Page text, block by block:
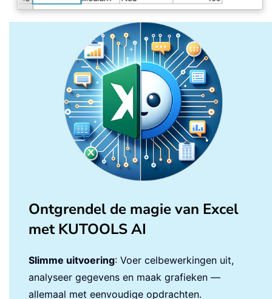
Ontgrendel de magie van Excel
met KUTOOLS AI
Slimme uitvoering: Voer celbewerkingen uit,
analyseer gegevens en maak grafieken —
allemaal met eenvoudige opdrachten.